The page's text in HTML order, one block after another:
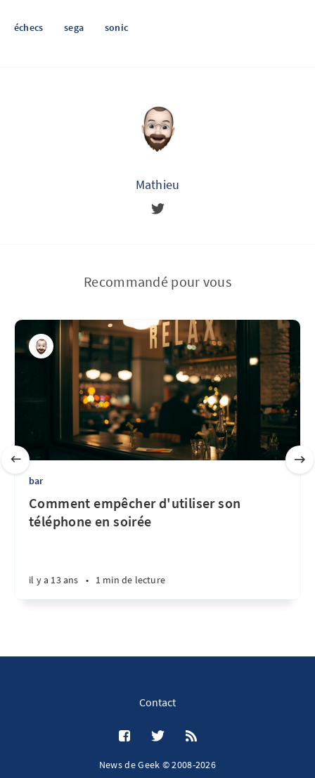
échecs sega sonic
Mathieu
Recommandé pour vous
bar
Comment empêcher d'utiliser son
téléphone en soirée
il y a 13 ans • 1 min de lecture
Contact
News de Geek © 2008-2026